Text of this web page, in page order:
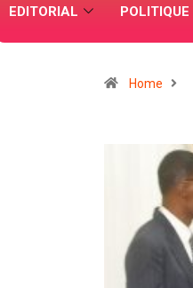
EDITORIAL POLITIQUE
Home